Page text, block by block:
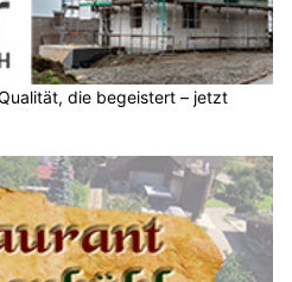
die begeistert – jetzt